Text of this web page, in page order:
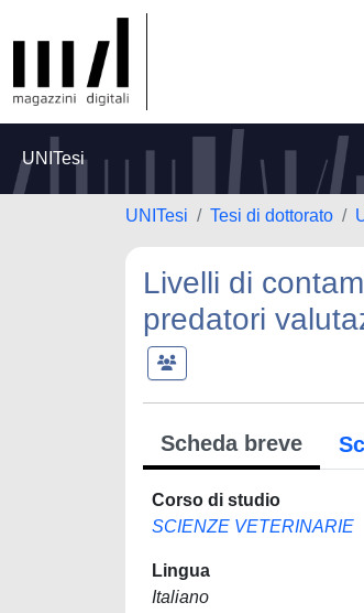
UNITesi
UNITesi Tesi di dottorato
Livelli di
predatori
Scheda breve
Corso di studio
SCIENZE VETERINARIE
Lingua
Italiano